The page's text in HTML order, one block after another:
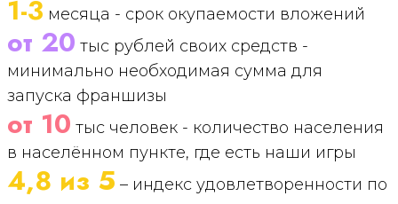
1-3 месяца - срок окупаемости вложений
от 20 тыс рублей своих средств -
минимально необходимая сумма для
запуска франшизы
от 10 тыс человек - количество населения
в населённом пункте, где есть наши игры
4,8 из 5 – индекс удовлетворенности по